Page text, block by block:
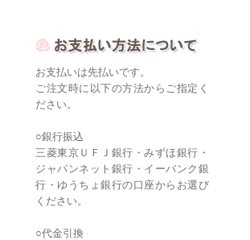
お支払いは先払いです。
ご注文時に以下の方法からご指定く
ださい。
○銀行振込
三菱東京ＵＦＪ銀行・みずほ銀行・
ジャパンネット銀行・イーバンク銀
行・ゆうちょ銀行の口座からお選び
ください。
○代金引換